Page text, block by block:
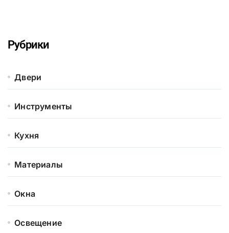
Рубрики
Двери
Инструменты
Кухня
Материалы
Окна
Освещение